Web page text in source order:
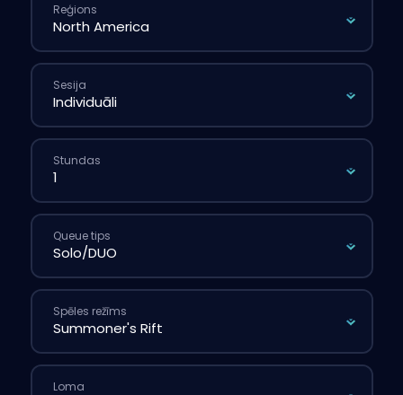
Reģions
Sesija
Stundas
Queue tips
Spēles režīms
Loma